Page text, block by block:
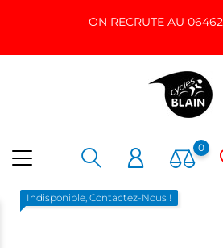
ON RECRUTE AU
0
Indisponible, Contactez-Nous !